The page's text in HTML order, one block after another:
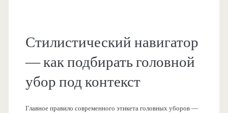
Стилистический навигатор
— как подбирать головной
убор под контекст
Главное правило современного этикета головных уборов —